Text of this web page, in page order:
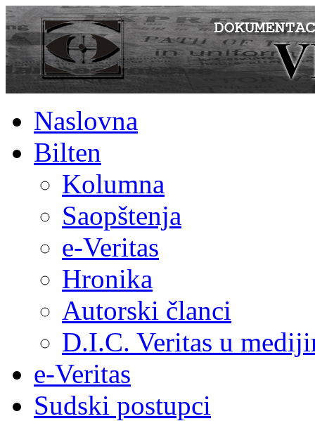
Naslovna
Bilten
Kolumna
Saopštenja
e-Veritas
Hronika
Autorski članci
D.I.C. Veritas u
e-Veritas
Sudski postupci